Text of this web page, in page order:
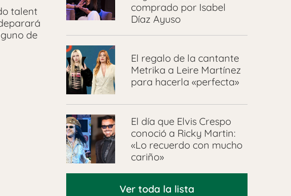
talent
de
comprado por Isabel
Díaz Ayuso
El regalo de la cantante
Metrika a Leire Martínez
para hacerla «perfecta»
El día que Elvis Crespo
conoció a Ricky Martin:
«Lo recuerdo con mucho
cariño»
Ver toda la lista